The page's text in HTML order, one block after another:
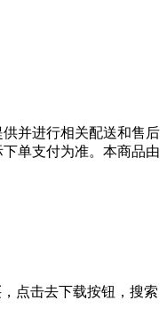
并进行相关配送和售后
单支付为准。本商品由
点击去下载按钮，搜索